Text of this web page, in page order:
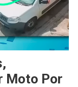
Moto Por